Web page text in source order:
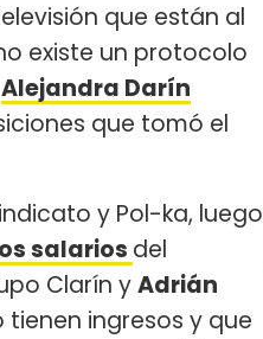
que están al
existe un protocolo
Alejandra Darín
que tomó el
y Pol-ka, luego
salarios del
Clarín yAdrián
ingresos y que